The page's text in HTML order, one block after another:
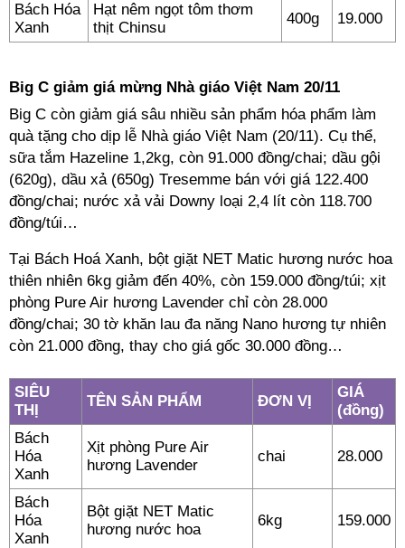
Bách Hóa
Xanh
Hạt nêm ngọt tôm thơm
thịt Chinsu
400g 19.000
Big C giảm giá mừng Nhà giáo Việt Nam 20/11
Big C còn giảm giá sâu nhiều sản phẩm hóa phẩm làm
quà tặng cho dịp lễ Nhà giáo Việt Nam (20/11). Cụ thể,
sữa tắm Hazeline 1,2kg, còn 91.000 đồng/chai; dầu gội
(620g), dầu xả (650g) Tresemme bán với giá 122.400
đồng/chai; nước xả vải Downy loại 2,4 lít còn 118.700
đồng/túi…
Tại Bách Hoá Xanh, bột giặt NET Matic hương nước hoa
thiên nhiên 6kg giảm đến 40%, còn 159.000 đồng/túi; xịt
phòng Pure Air hương Lavender chỉ còn 28.000
đồng/chai; 30 tờ khăn lau đa năng Nano hương tự nhiên
còn 21.000 đồng, thay cho giá gốc 30.000 đồng…
SIÊU
THỊ
TÊN SẢN PHẨM ĐƠN VỊ
GIÁ
(đồng)
Bách
Hóa
Xanh
Xịt phòng Pure Air
hương Lavender
chai 28.000
Bách
Hóa
Xanh
Bột giặt NET Matic
hương nước hoa
6kg 159.000